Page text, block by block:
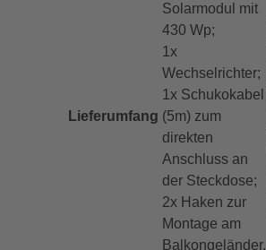
Lieferumfang
Solarmodul mit
430 Wp;
1x
Wechselrichter;
1x Schukokabel
(5m) zum
direkten
Anschluss an
der Steckdose;
2x Haken zur
Montage am
Balkongeländer.